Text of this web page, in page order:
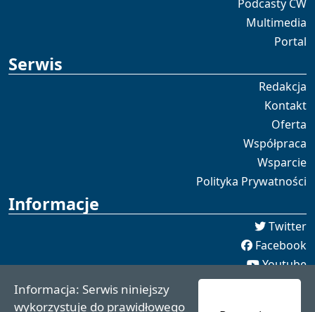
Podcasty CW
Multimedia
Portal
Serwis
Redakcja
Kontakt
Oferta
Współpraca
Wsparcie
Polityka Prywatności
Informacje
Twitter
Facebook
Youtube
Spotify
redakcja [[]] czaswschodni.pl
Informacja: Serwis niniejszy
wykorzystuje do prawidłowego